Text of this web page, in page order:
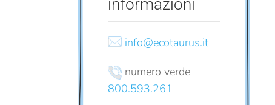
informazioni
info@ecotaurus.it
numero verde
800.593.261